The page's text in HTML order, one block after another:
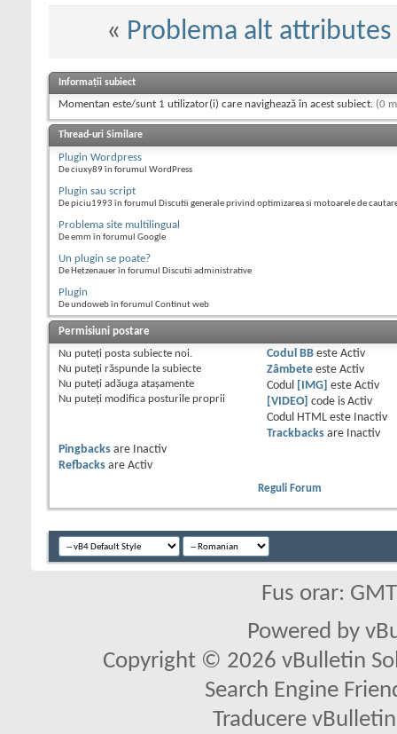
« Problema alt attributes
Informații subiect
Momentan este/sunt 1 utilizator(i) care navighează în acest subiect. (0
Thread-uri Similare
Plugin Wordpress
De ciuxy89 în forumul WordPress
Plugin sau script
De piciu1993 în forumul Discutii generale privind optimizarea si motoarele de
Problema site multilingual
De emm în forumul Google
Un plugin se poate?
De Hetzenauer în forumul Discutii administrative
Plugin
De undoweb în forumul Continut web
Permisiuni postare
Nu puteţi posta subiecte noi.
Nu puteţi răspunde la subiecte
Nu puteţi adăuga ataşamente
Nu puteţi modifica posturile proprii
Codul BBeste Activ
Zâmbeteeste Activ
Codul
[IMG] este Activ
[VIDEO]
code is Activ
Codul HTML este
Inactiv
Trackbacksare
Inactiv
Pingbacks are
Inactiv
Refbacks are Activ
Reguli Forum
Fus orar:
Powered by
Copyright © 2026 vBulletin
Search Engine
Traducere